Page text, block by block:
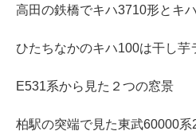
高田の鉄橋でキハ3710形とキ
ひたちなかのキハ100は干し芋
E531系から見た２つの窓景
柏駅の突端で見た東武60000